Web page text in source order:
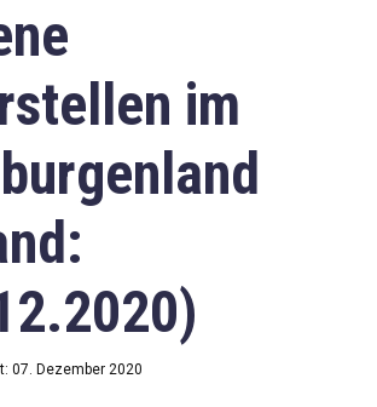
im
07. Dezember 2020